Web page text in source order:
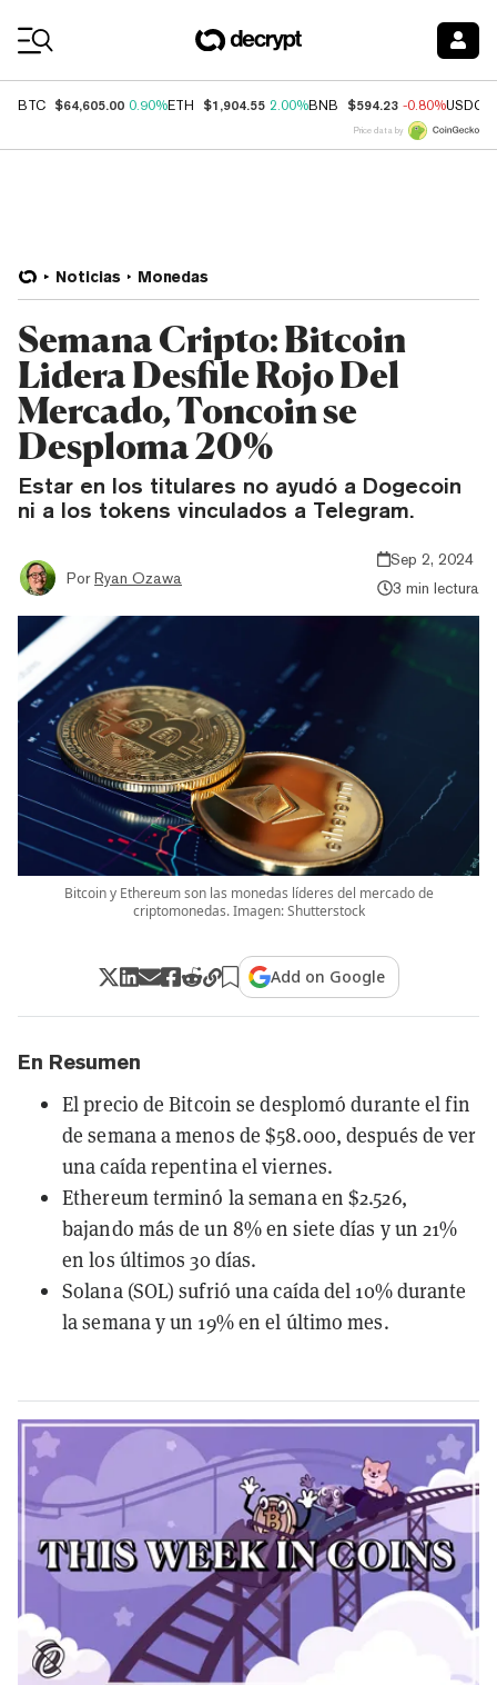
BTC $64,605.00 0.90%ETH $1,904.55 2.00%BNB $594.23 -0.80%USDC
Price data by
Noticias Monedas
Semana Cripto: Bitcoin
Lidera Desfile Rojo Del
Mercado, Toncoin se
Desploma 20%
Estar en los titulares no ayudó a Dogecoin
ni a los tokens vinculados a Telegram.
Por Ryan Ozawa
Sep 2, 2024
3 min lectura
Bitcoin y Ethereum son las monedas líderes del mercado de
criptomonedas. Imagen: Shutterstock
Add on Google
En Resumen
El precio de Bitcoin se desplomó durante el fin
de semana a menos de $58.000, después de ver
una caída repentina el viernes.
Ethereum terminó la semana en $2.526,
bajando más de un 8% en siete días y un 21%
en los últimos 30 días.
Solana (SOL) sufrió una caída del 10% durante
la semana y un 19% en el último mes.